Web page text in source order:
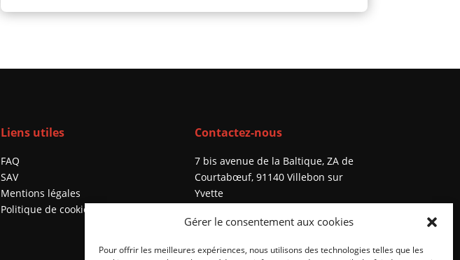
Gérer le consentement aux cookies
Pour offrir les meilleures expériences, nous utilisons des technologies telles que les
Liens utiles
FAQ
SAV
Mentions légales
Politique de cookies (UE)
Contactez-nous
7 bis avenue de la Baltique, ZA de
Courtabœuf, 91140 Villebon sur
Yvette
+33 (0) 1 69 75 20 90
Contact